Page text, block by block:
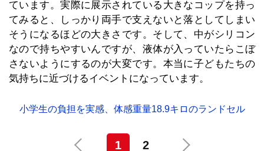
ています。実際に展示されている大きなコップを持っ
てみると、しっかり両手で支えないと落としてしまい
そうになるほどの大きさです。そして、中がシリコン
なので持ちやすいんですが、液体が入っていたらこぼ
さないようにするのが大変です。本当に子どもたちの
気持ちに近づけるイベントになっています。
小学生の負担を実感、体感重量18.9キロのランドセル
1 2